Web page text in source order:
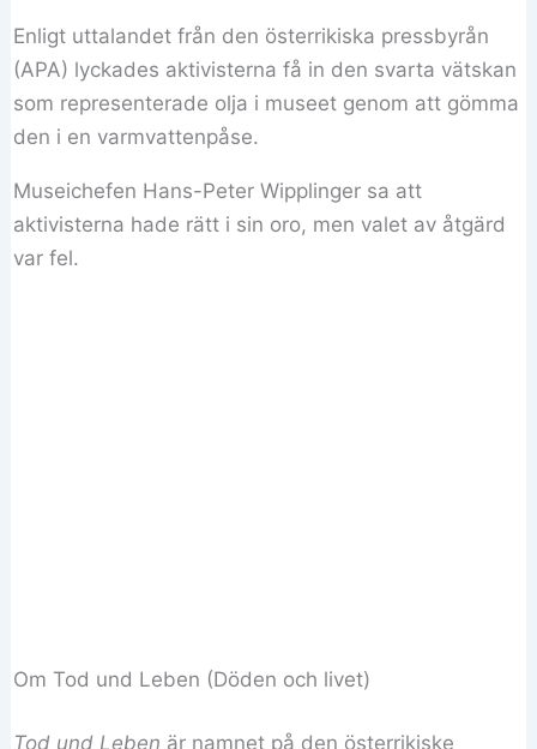
Enligt uttalandet från den österrikiska pressbyrån
(APA) lyckades aktivisterna få in den svarta vätskan
som representerade olja i museet genom att gömma
den i en varmvattenpåse.
Museichefen Hans-Peter Wipplinger sa att
aktivisterna hade rätt i sin oro, men valet av åtgärd
var fel.
Om Tod und Leben (Döden och livet)
Tod und Leben är namnet på den österrikiske